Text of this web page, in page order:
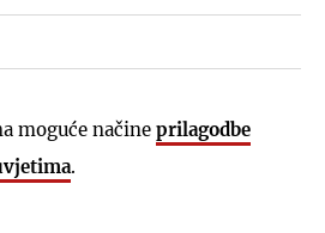
moguće načine prilagodbe
.